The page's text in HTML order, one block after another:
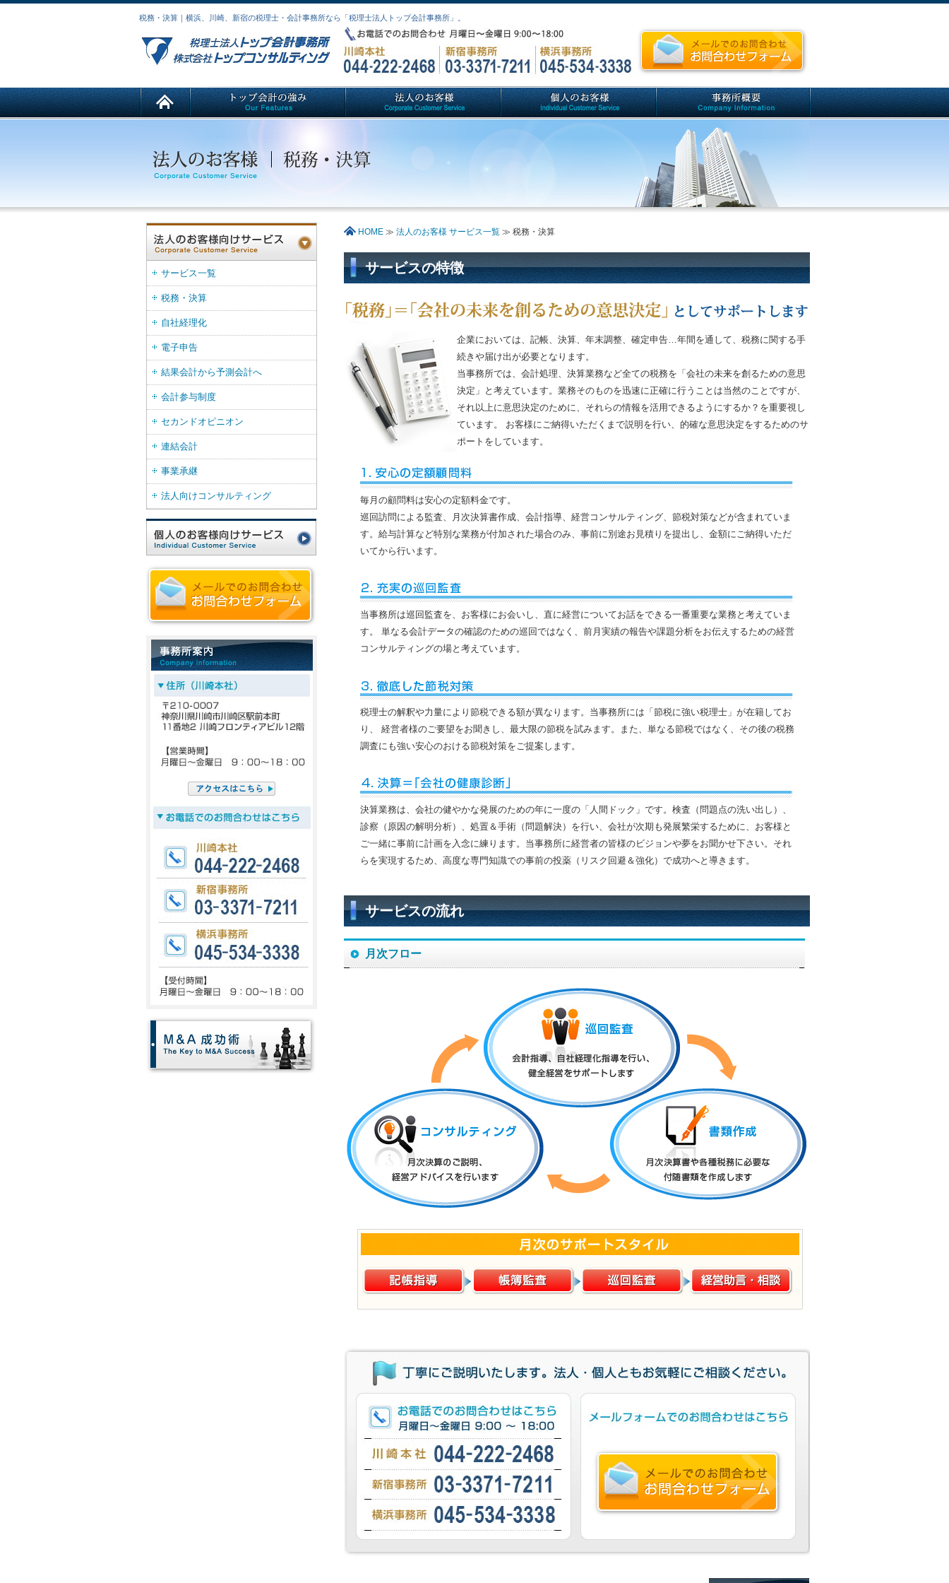
税務・決算｜横浜、川崎、新宿の税理士・会計事務所なら「税理士法人トップ会計事務所」。
HOME ≫ 法人のお客様 サービス一覧 ≫ 税務・決算
サービスの特徴
企業においては、記帳、決算、年末調整、確定申告…年間を通して、税務に関する手
続きや届け出が必要となります。
当事務所では、会計処理、決算業務など全ての税務を「会社の未来を創るための意思
決定」と考えています。業務そのものを迅速に正確に行うことは当然のことですが、
それ以上に意思決定のために、それらの情報を活用できるようにするか？を重要視し
ています。 お客様にご納得いただくまで説明を行い、的確な意思決定をするためのサ
ポートをしています。
毎月の顧問料は安心の定額料金です。
巡回訪問による監査、月次決算書作成、会計指導、経営コンサルティング、節税対策などが含まれていま
す。給与計算など特別な業務が付加された場合のみ、事前に別途お見積りを提出し、金額にご納得いただ
いてから行います。
当事務所は巡回監査を、お客様にお会いし、直に経営についてお話をできる一番重要な業務と考えていま
す。 単なる会計データの確認のための巡回ではなく、前月実績の報告や課題分析をお伝えするための経営
コンサルティングの場と考えています。
税理士の解釈や力量により節税できる額が異なります。当事務所には「節税に強い税理士」が在籍してお
り、 経営者様のご要望をお聞きし、最大限の節税を試みます。また、単なる節税ではなく、その後の税務
調査にも強い安心のおける節税対策をご提案します。
決算業務は、会社の健やかな発展のための年に一度の「人間ドック」です。検査（問題点の洗い出し）、
診察（原因の解明分析）、処置＆手術（問題解決）を行い、会社が次期も発展繁栄するために、お客様と
ご一緒に事前に計画を入念に練ります。当事務所に経営者の皆様のビジョンや夢をお聞かせ下さい。それ
らを実現するため、高度な専門知識での事前の投薬（リスク回避＆強化）で成功へと導きます。
サービスの流れ
月次フロー
サービス一覧
税務・決算
自社経理化
電子申告
結果会計から予測会計へ
会計参与制度
セカンドオピニオン
連結会計
事業承継
法人向けコンサルティング